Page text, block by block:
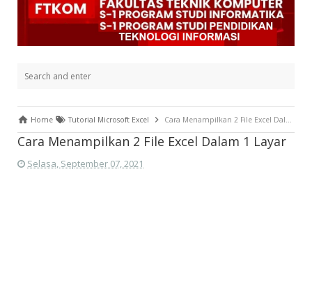
Home Tutorial Microsoft Excel Cara Menampilkan 2 File Excel Dalam 1 Layar
Cara Menampilkan 2 File Excel Dalam 1 Layar
Selasa, September 07, 2021